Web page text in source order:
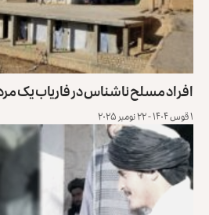
افراد مسلح ناشناس در فاریاب یک
۱ قوس ۱۴۰۴ - ۲۲ نومبر ۲۰۲۵